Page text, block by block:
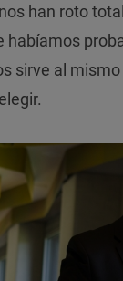
han roto
habíamos
sirve al